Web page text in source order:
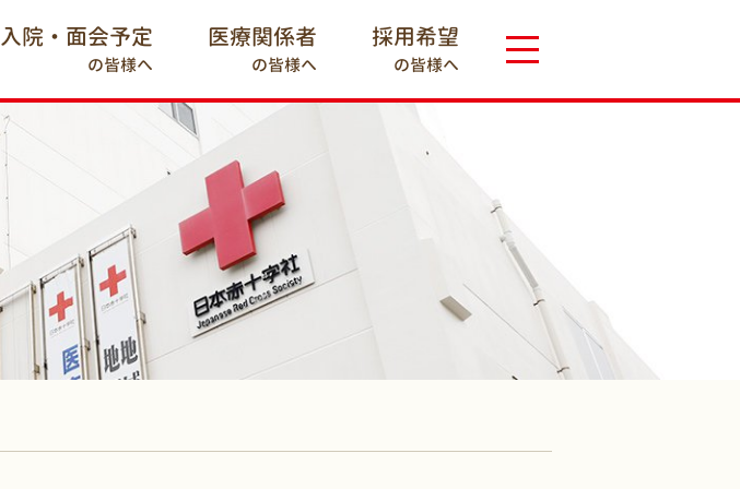
入院・面会予定
の皆様へ
医療関係者
の皆様へ
採用希望
の皆様へ